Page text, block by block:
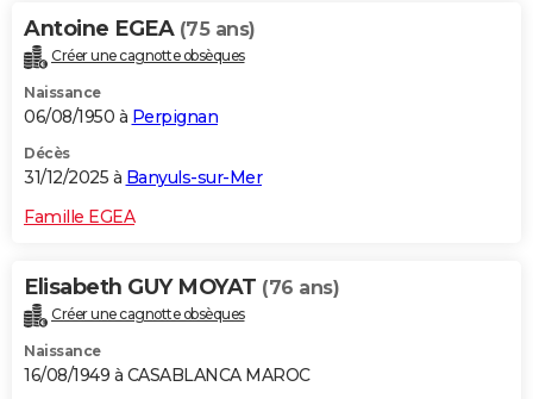
Antoine EGEA (75 ans)
Créer une cagnotte obsèques
Naissance
06/08/1950 à Perpignan
Décès
31/12/2025 à Banyuls-sur-Mer
Famille EGEA
Elisabeth GUY MOYAT (76 ans)
Créer une cagnotte obsèques
Naissance
16/08/1949 à CASABLANCA MAROC